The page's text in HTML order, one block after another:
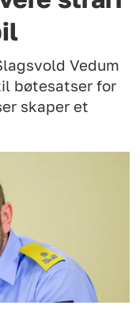
Vedum
bøtesatser for
skaper et